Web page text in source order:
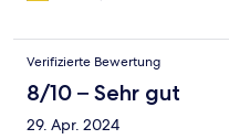
Verifizierte Bewertung
8/10 – Sehr gut
29. Apr. 2024